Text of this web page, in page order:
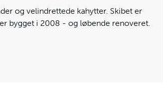
og velindrettede kahytter. Skibet er
bygget i 2008 - og løbende renoveret.